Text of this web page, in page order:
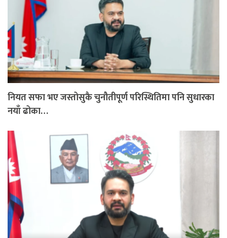
नियत सफा भए जस्तोसुकै चुनौतीपूर्ण परिस्थितिमा पनि सुधारका
नयाँ ढोका…